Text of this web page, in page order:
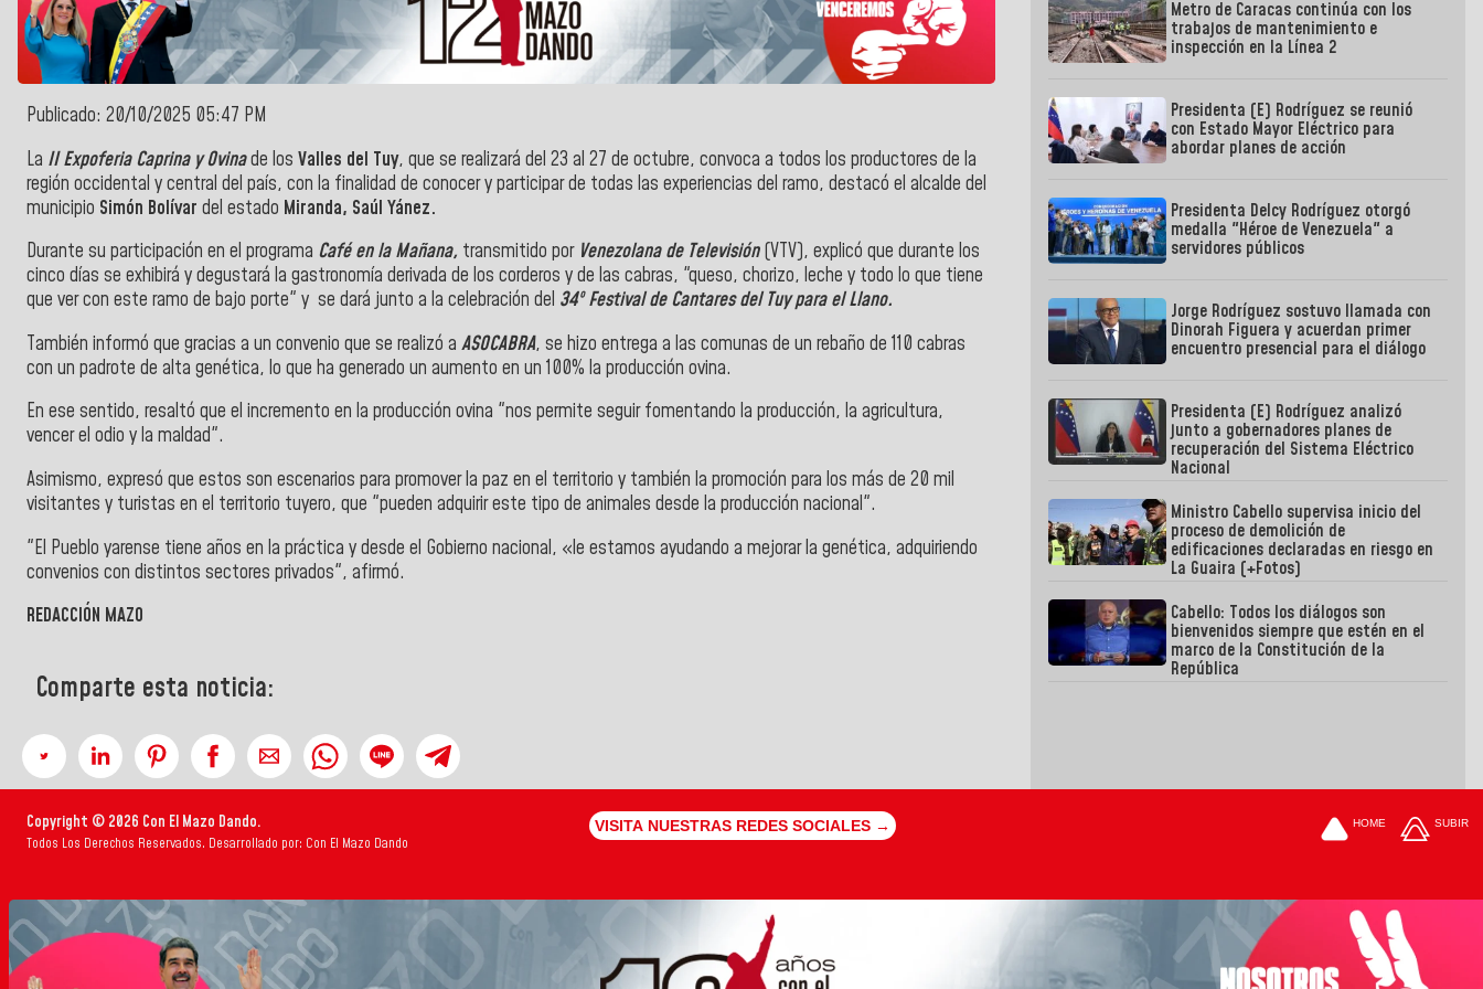
Publicado: 20/10/2025 05:47 PM
La II Expoferia Caprina y Ovinade los Valles del Tuy, que se realizará del 23 al 27 de octubre, convoca a todos los productores de la
región occidental y central del país, con la finalidad de conocer y participar de todas las experiencias del ramo, destacó el alcalde del
municipio Simón Bolívar del estado Miranda, Saúl Yánez.
Durante su participación en el programa Café en la Mañana, transmitido por Venezolana de Televisión(VTV), explicó que durante los
cinco días se exhibirá y degustará la gastronomía derivada de los corderos y de las cabras, "queso, chorizo, leche y todo lo que tiene
que ver con este ramo de bajo porte" y se dará junto a la celebración del 34º Festival de Cantares del Tuy para el Llano.
También informó que gracias a un convenio que se realizó a ASOCABRA, se hizo entrega a las comunas de un rebaño de 110 cabras
con un padrote de alta genética, lo que ha generado un aumento en un 100% la producción ovina.
En ese sentido, resaltó que el incremento en la producción ovina "nos permite seguir fomentando la producción, la agricultura,
vencer el odio y la maldad".
Asimismo, expresó que estos son escenarios para promover la paz en el territorio y también la promoción para los más de 20 mil
visitantes y turistas en el territorio tuyero, que "pueden adquirir este tipo de animales desde la producción nacional".
"El Pueblo yarense tiene años en la práctica y desde el Gobierno nacional, «le estamos ayudando a mejorar la genética, adquiriendo
convenios con distintos sectores privados", afirmó.
REDACCIÓN MAZO
Comparte esta noticia:
Metro de Caracas continúa con los
trabajos de mantenimiento e
inspección en la Línea 2
Presidenta (E) Rodríguez se reunió
con Estado Mayor Eléctrico para
abordar planes de acción
Presidenta Delcy Rodríguez otorgó
medalla "Héroe de Venezuela" a
servidores públicos
Jorge Rodríguez sostuvo llamada con
Dinorah Figuera y acuerdan primer
encuentro presencial para el diálogo
Presidenta (E) Rodríguez analizó
junto a gobernadores planes de
recuperación del Sistema Eléctrico
Nacional
Ministro Cabello supervisa inicio del
proceso de demolición de
edificaciones declaradas en riesgo en
La Guaira (+Fotos)
Cabello: Todos los diálogos son
bienvenidos siempre que estén en el
marco de la Constitución de la
República
Copyright © 2026 Con El Mazo Dando.
Todos Los Derechos Reservados. Desarrollado por: Con El Mazo Dando
VISITA NUESTRAS REDES SOCIALES → HOME SUBIR